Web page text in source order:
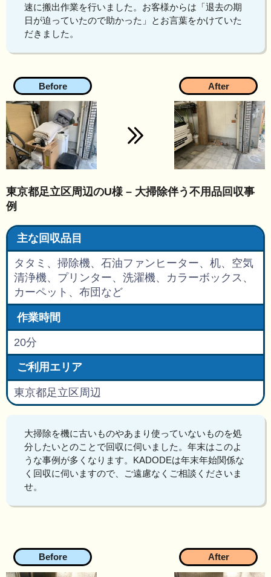
速に搬出作業を行いました。お客様からは「退去の期
日が迫っていたので助かった」とお言葉をかけていた
だきました。
東京都足立区周辺のU様 – 大掃除伴う不用品回収事
例
大掃除を機に古いものやあまり使っていないものを処
分したいとのことで回収に伺いました。年末はこのよ
うな事例が多くなります。KADODEは年末年始関係な
く回収に伺いますので、ご遠慮なくご相談くださいま
せ。
主な回収品目
タタミ、掃除機、石油ファンヒーター、机、空気
清浄機、プリンター、洗濯機、カラーボックス、
カーペット、布団など
作業時間
20分
ご利用エリア
東京都足立区周辺